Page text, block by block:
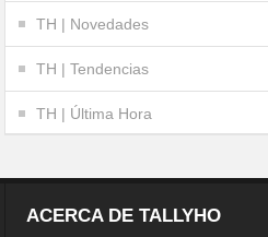
TH | Novedades
TH | Tendencias
TH | Última Hora
ACERCA DE TALLYHO